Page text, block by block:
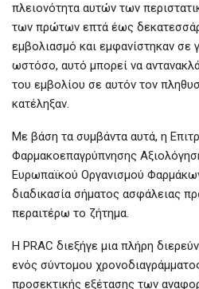
πλειονότητα αυτών των
των πρώτων επτά έως
εμβολιασμό και εμφανίστηκαν σε
ωστόσο, αυτό μπορεί να
του εμβολίου σε αυτόν τον
κατέληξαν.
Με βάση τα συμβάντα αυτά, η
Φαρμακοεπαγρύπνησης
Ευρωπαϊκού Οργανισμού
διαδικασία σήματος ασφάλειας
περαιτέρω το ζήτημα.
Η PRAC διεξήγε μια πλήρη
ενός σύντομου
προσεκτικής εξέτασης των